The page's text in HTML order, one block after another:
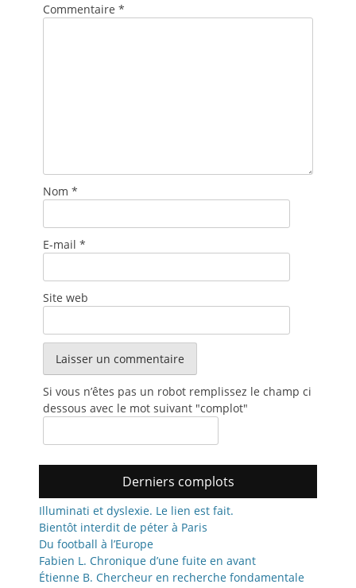
Commentaire *
Nom *
E-mail *
Site web
Si vous n’êtes pas un robot remplissez le champ ci
dessous avec le mot suivant "complot"
Derniers complots
Illuminati et dyslexie. Le lien est fait.
Bientôt interdit de péter à Paris
Du football à l’Europe
Fabien L. Chronique d’une fuite en avant
Étienne B. Chercheur en recherche fondamentale